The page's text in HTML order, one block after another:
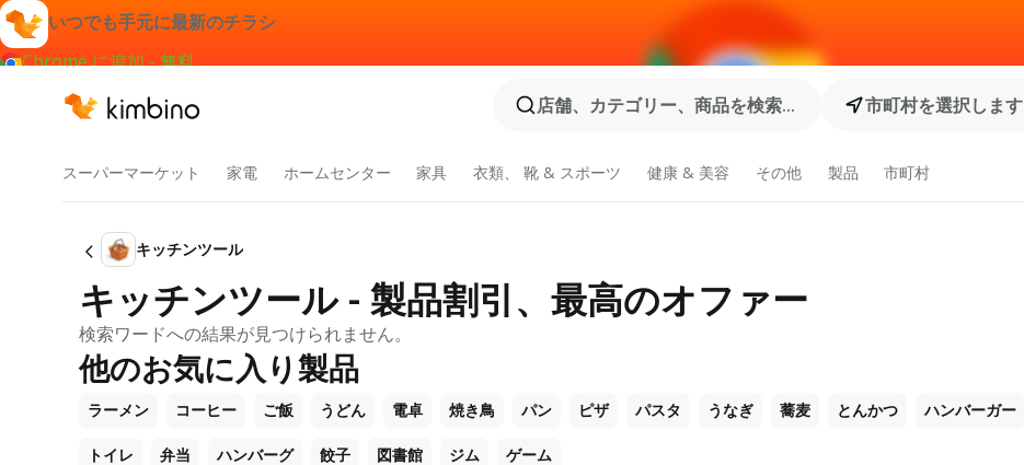
いつでも手元に最新のチラシ
Chrome に追加 - 無料
店舗、カテゴリー、商品を検索...
市町村を選択します
スーパーマーケット 家電 ホームセンター 家具 衣類、 靴 & スポーツ 健康 & 美容 その他 製品 市町村
キッチンツール
キッチンツール - 製品割引、最高のオファー
検索ワードへの結果が見つけられません。
他のお気に入り製品
ラーメン コーヒー ご飯 うどん 電卓 焼き鳥 パン ピザ パスタ うなぎ 蕎麦 とんかつ ハンバーガー
トイレ 弁当 ハンバーグ 餃子 図書館 ジム ゲーム